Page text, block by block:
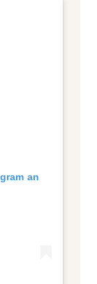
an